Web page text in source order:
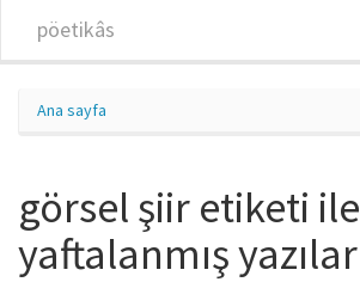
pöetikâs
Ana sayfa
görsel şiir etiketi ile
yaftalanmış yazılar